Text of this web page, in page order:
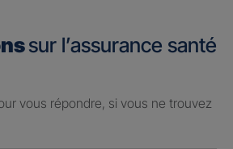
sur l’assurance santé
vous répondre, si vous ne trouvez